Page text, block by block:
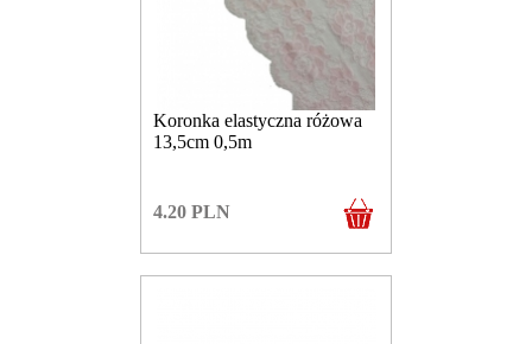
Koronka elastyczna różowa
13,5cm 0,5m
4.20 PLN